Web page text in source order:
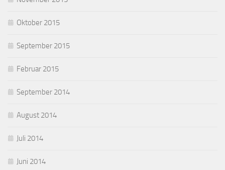
Oktober 2015
September 2015
Februar 2015
September 2014
August 2014
Juli 2014
Juni 2014